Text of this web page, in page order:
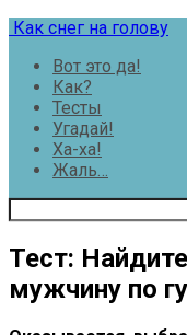
Перейти
контенту
Как снег на голову
Вот это да!
Как?
Тесты
Угадай!
Ха-ха!
Жаль…
Тест:
мужчину по